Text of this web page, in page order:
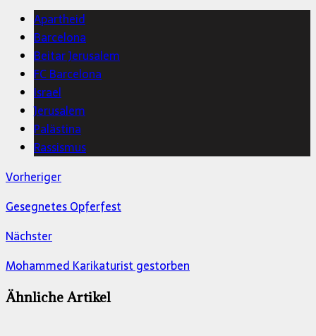
Apartheid
Barcelona
Beitar Jerusalem
FC Barcelona
Israel
Jerusalem
Palästina
Rassismus
Vorheriger
Gesegnetes Opferfest
Nächster
Mohammed Karikaturist gestorben
Ähnliche Artikel